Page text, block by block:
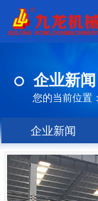
品
视
频
现
企业新闻
您的当前位置：
企业新闻